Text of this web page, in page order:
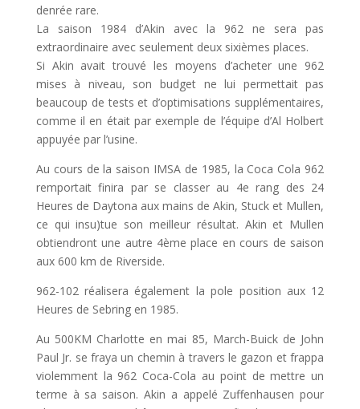
denrée rare.
La saison 1984 d’Akin avec la 962 ne sera pas
extraordinaire avec seulement deux sixièmes places.
Si Akin avait trouvé les moyens d’acheter une 962
mises à niveau, son budget ne lui permettait pas
beaucoup de tests et d’optimisations supplémentaires,
comme il en était par exemple de l’équipe d’Al Holbert
appuyée par l’usine.
Au cours de la saison IMSA de 1985, la Coca Cola 962
remportait finira par se classer au 4e rang des 24
Heures de Daytona aux mains de Akin, Stuck et Mullen,
ce qui insu)tue son meilleur résultat. Akin et Mullen
obtiendront une autre 4ème place en cours de saison
aux 600 km de Riverside.
962-102 réalisera également la pole position aux 12
Heures de Sebring en 1985.
Au 500KM Charlotte en mai 85, March-Buick de John
Paul Jr. se fraya un chemin à travers le gazon et frappa
violemment la 962 Coca-Cola au point de mettre un
terme à sa saison. Akin a appelé Zuffenhausen pour